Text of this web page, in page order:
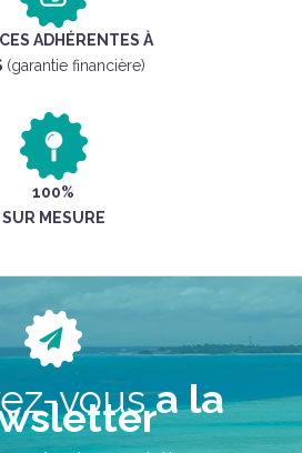
ADHÉRENTES À
(garantie financière)
100%
SUR MESURE
vousa la